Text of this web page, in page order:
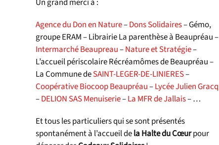
Un grand merci à :
Agence du Don en Nature–Dons Solidaires– Gémo,
groupe ERAM – Librairie La parenthèse à Beaupréau –
Intermarché Beaupreau–Nature et Stratégie–
L’accueil périscolaire Récréamômes de Beaupréau –
La Commune deSAINT-LEGER-DE-LINIERES–
Coopérative Biocoop Beaupréau–Lycée Julien Gracq
–DELION SAS Menuiserie–La MFR de Jallais– …
Et tous les particuliers qui se sont présentés
spontanément à l’accueil dela Halte du Cœurpour